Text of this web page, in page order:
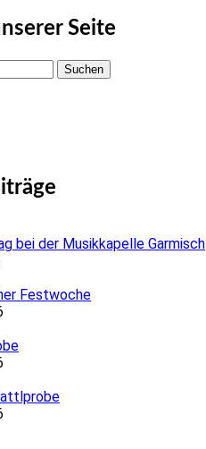
Seite
bei der Musikkapelle Garmisch
Festwoche